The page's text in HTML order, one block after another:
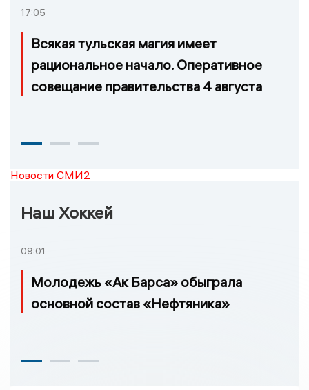
17:05
Всякая тульская магия имеет
рациональное начало. Оперативное
совещание правительства 4 августа
Новости СМИ2
Наш Хоккей
09:01
Молодежь «Ак Барса» обыграла
основной состав «Нефтяника»